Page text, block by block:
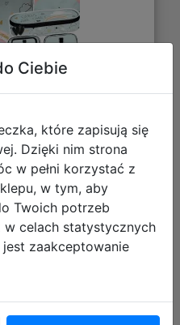
zdjęć
3el. Tęcza
Ciebie
które zapisują się
Dzięki nim strona
w pełni korzystać z
w tym, aby
Twoich potrzeb
celach statystycznych
zaakceptowanie